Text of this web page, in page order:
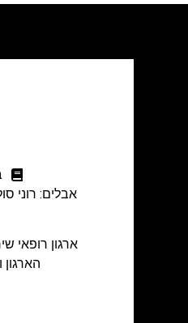
אבלים: רוני
ארגון רופאי